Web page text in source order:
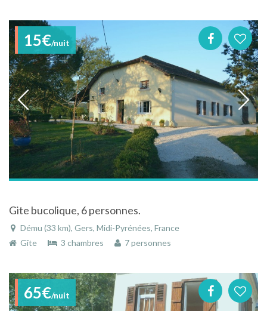
15€/nuit
Gite bucolique, 6 personnes.
Dému (33 km), Gers, Midi-Pyrénées, France
Gîte
3 chambres 7 personnes
65€/nuit